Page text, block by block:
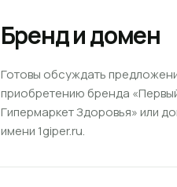
Бренд и домен
Готовы обсуждать
приобретению бренда
Гипермаркет Здоровья» или
имени 1giper.ru.